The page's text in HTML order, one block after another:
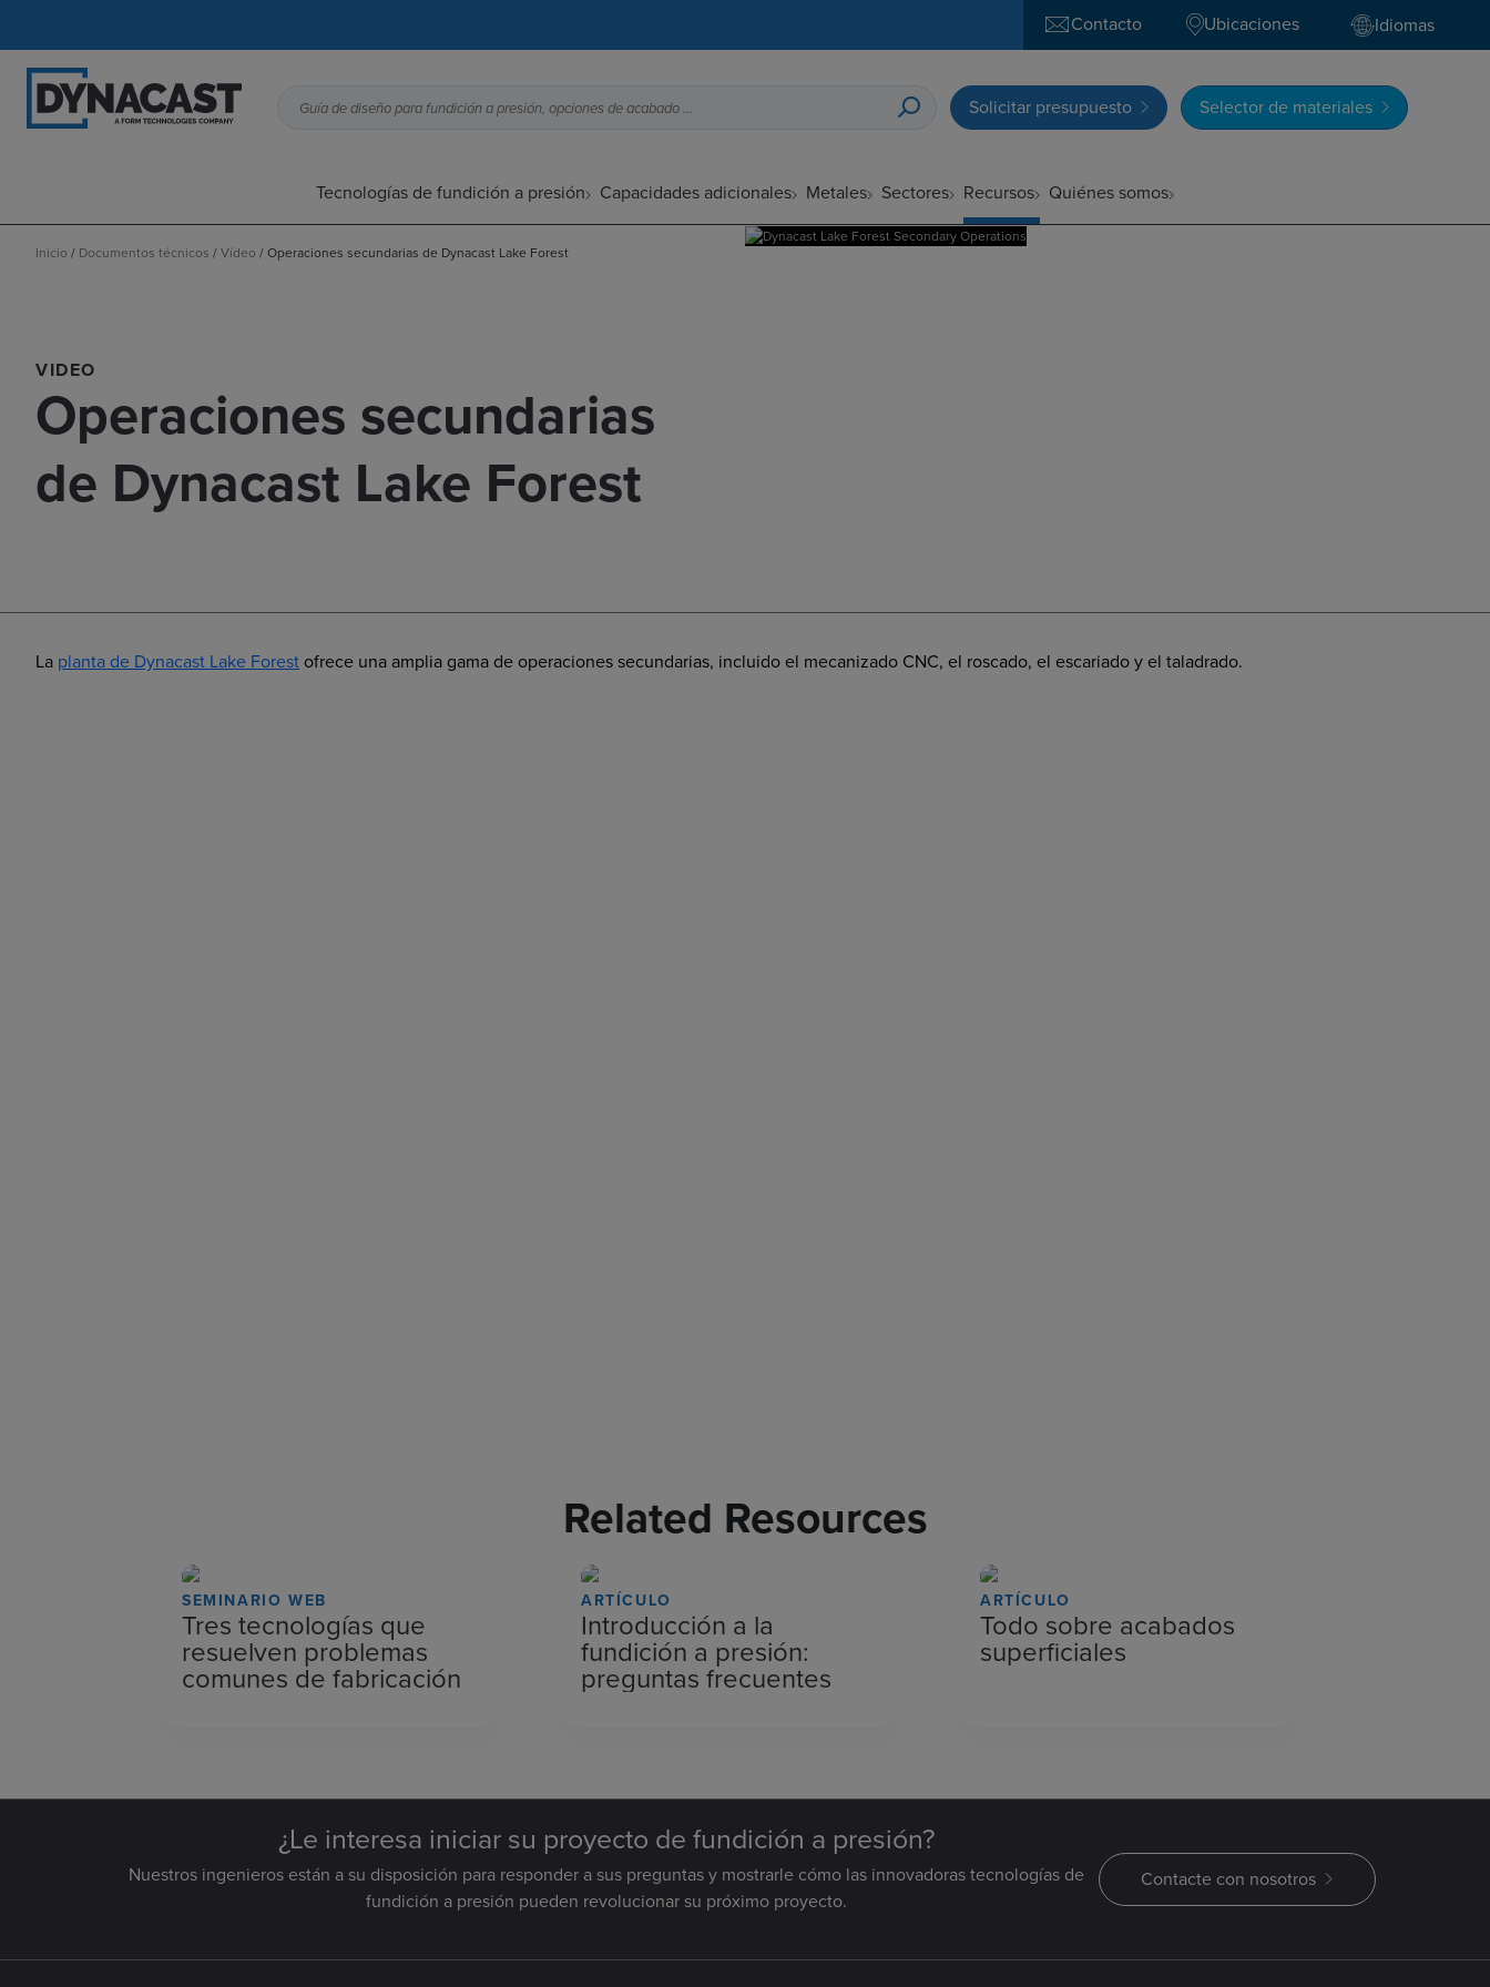
Contacto Ubicaciones Idiomas
Guía de diseño para fundición a presión, opciones de acabado superficial, etc. Solicitar presupuesto Selector de materiales
Tecnologías de fundición a presión Capacidades adicionales Metales Sectores Recursos Quiénes somos
Inicio / Documentos técnicos /Vídeo /Operaciones secundarias de Dynacast Lake Forest
VIDEO
Operaciones secundarias
de Dynacast Lake Forest
La planta de Dynacast Lake Forest ofrece una amplia gama de operaciones secundarias, incluido el mecanizado CNC, el roscado, el escariado y el taladrado.
Related Resources
SEMINARIO WEB
Tres tecnologías que
resuelven problemas
comunes de fabricación
ARTÍCULO
Introducción a la
fundición a presión:
preguntas frecuentes
ARTÍCULO
Todo sobre acabados
superficiales
¿Le interesa iniciar su proyecto de fundición a presión?
Nuestros ingenieros están a su disposición para responder a sus preguntas y mostrarle cómo las innovadoras tecnologías de
fundición a presión pueden revolucionar su próximo proyecto.
Contacte con nosotros